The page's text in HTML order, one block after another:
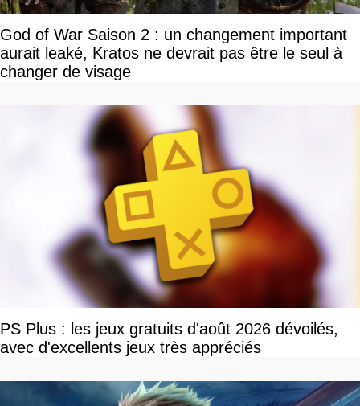
God of War Saison 2 : un changement important
aurait leaké, Kratos ne devrait pas être le seul à
changer de visage
PS Plus : les jeux gratuits d'août 2026 dévoilés,
avec d'excellents jeux très appréciés